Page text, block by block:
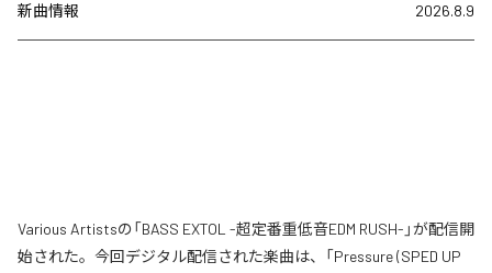
新曲情報 2026.8.9
Various Artistsの「BASS EXTOL -超定番重低音EDM RUSH-」が配信開
始された。今回デジタル配信された楽曲は、「Pressure (SPED UP